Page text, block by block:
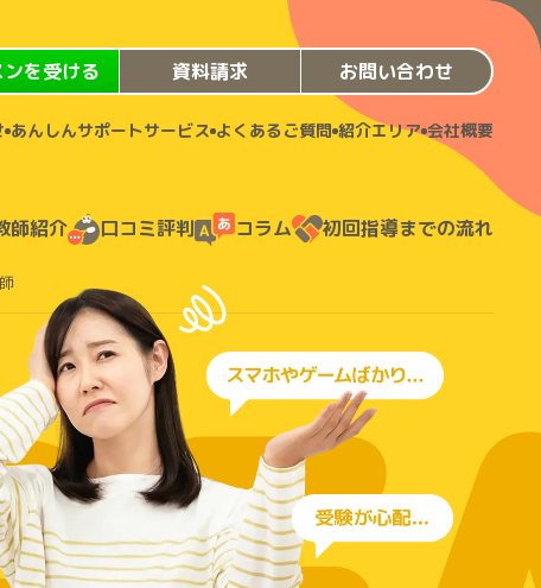
を受ける 資料請求 お問い合わせ
あんしんサポートサービス よくあるご質問 紹介エリア 会社概要
師紹介 口コミ評判 コラム 初回指導までの流れ